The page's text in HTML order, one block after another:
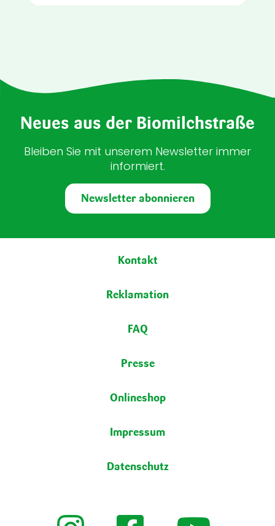
Neues aus der Biomilchstraße
Bleiben Sie mit unserem Newsletter immer
informiert.
Newsletter abonnieren
Kontakt
Reklamation
FAQ
Presse
Onlineshop
Impressum
Datenschutz